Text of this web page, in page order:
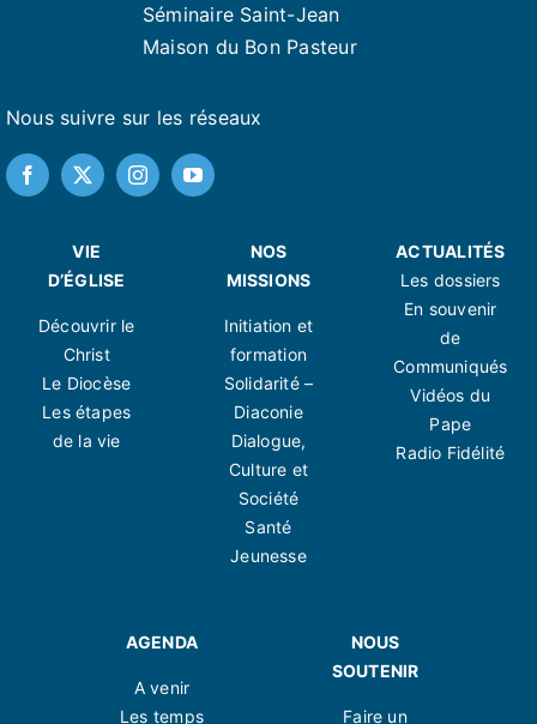
Nous suivre sur les réseaux
Séminaire Saint-Jean
Maison du Bon Pasteur
VIE
D’ÉGLISE
Découvrir le
Christ
Le Diocèse
Les étapes
de la vie
NOS
MISSIONS
Initiation et
formation
Solidarité –
Diaconie
Dialogue,
Culture et
Société
Santé
Jeunesse
ACTUALITÉS
Les dossiers
En souvenir
de
Communiqués
Vidéos du
Pape
Radio Fidélité
AGENDA
A venir
Les temps
NOUS
SOUTENIR
Faire un